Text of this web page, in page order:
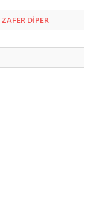
ZAFER DIPER